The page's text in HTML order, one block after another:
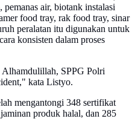
air, biotank instalasi
food tray, rak food tray, sinar
peralatan itu digunakan untuk
konsisten dalam proses
Alhamdulillah, SPPG Polri
kata Listyo.
mengantongi 348 sertifikat
produk halal, dan 285